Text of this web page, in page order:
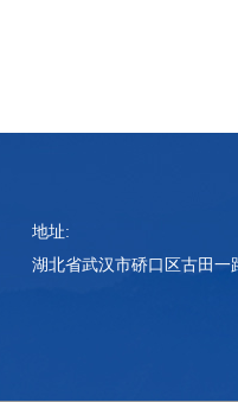
地址:
湖北省武汉市硚口区古田一